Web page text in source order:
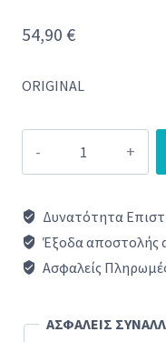
54,90 €
ORIGINAL
Πόρτας
Ρούχων
LG
Δυνατότητα
Έξοδα αποστολής
Ασφαλείς
ΑΣΦΑΛΕΙΣ